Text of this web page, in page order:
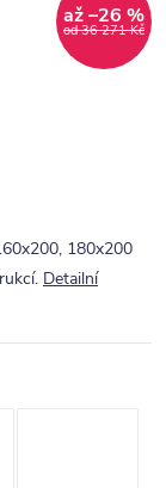
od 36 271 Kč
až –26 %
180x200
Detailní